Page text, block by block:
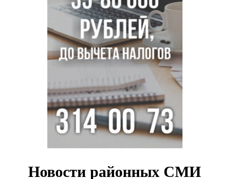
Подрядчика для ремонта подпорной стены на
Ипподромской ищут в Новосибирске